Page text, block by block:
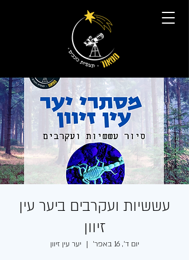
עששיות ועקרבים ביער עין
זיוון
יום ד׳, 16 באפר׳
  |
יער עין זיוון